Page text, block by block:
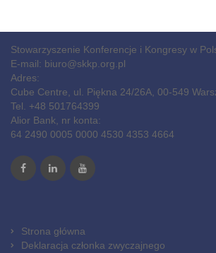
Stowarzyszenie Konferencje i Kongresy w
E-mail: biuro@skkp.org.pl
Adres:
Cube Centre, ul. Piękna 24/26A, 00-549
Tel. +48 501764399
Alior Bank, nr konta:
64 2490 0005 0000 4530 4353 4664
Strona główna
Deklaracja członka zwyczajnego